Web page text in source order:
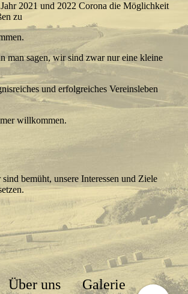
2021 und 2022 Corona die Möglichkeit
zu
man sagen, wir sind zwar nur eine kleine
und erfolgreiches Vereinsleben
willkommen.
bemüht, unsere Interessen und Ziele
Über uns
Galerie